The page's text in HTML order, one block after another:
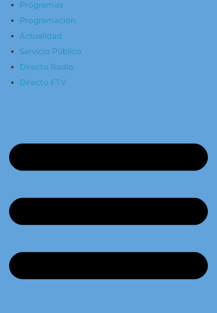
Programas
Programación
Actualidad
Servicio Público
Directo Radio
Directo FTV